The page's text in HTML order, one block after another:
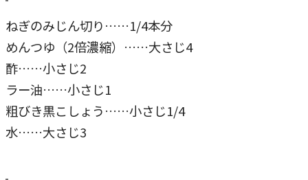
ねぎのみじん切り……1/4本分
めんつゆ（2倍濃縮）……大さじ4
酢……小さじ2
ラー油……小さじ1
粗びき黒こしょう……小さじ1/4
水……大さじ3